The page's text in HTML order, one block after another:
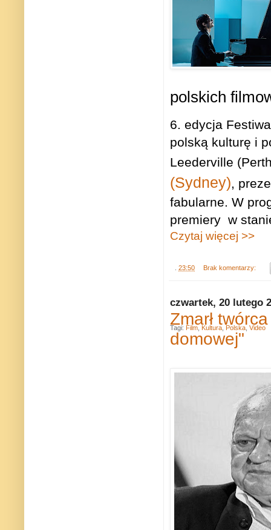
polskich
6. edycja
polską kulturę i
Leederville
(Sydney),
fabularne. W
premiery w
Czytaj więcej >>
23:50 Brak komentarzy:
czwartek, 20 lutego
Zmarł
domowej"
Tagi: Film, Kultura, Polska, Video